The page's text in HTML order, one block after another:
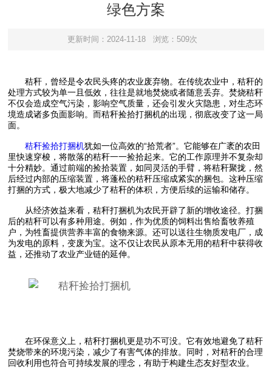
绿色方案
更新时间：2024-11-18 浏览：509次
秸秆，曾经是令农民头疼的农业废弃物。在传统农业中，秸秆的
处理方式较为单一且低效，往往是就地焚烧或者随意丢弃。焚烧秸秆
不仅会造成空气污染，影响空气质量，还会引发火灾隐患，对生态环
境造成诸多负面影响。而秸秆捡拾打捆机的出现，彻底改变了这一局
面。
秸秆捡拾打捆机犹如一位高效的“拾荒者”。它能够在广袤的农田
里快速穿梭，将散落的秸秆一一捡拾起来。它的工作原理并不复杂却
十分精妙。通过前端的捡拾装置，如同灵活的手臂，将秸秆聚拢，然
后经过内部的压缩装置，将蓬松的秸秆压缩成紧实的捆包。这种压缩
打捆的方式，极大地减少了秸秆的体积，方便后续的运输和储存。
从经济效益来看，秸秆打捆机为农民开辟了新的增收途径。打捆
后的秸秆可以有多种用途。例如，作为优质的饲料出售给畜牧养殖
户，为牲畜提供营养丰富的食物来源。还可以送往生物质发电厂，成
为发电的原料，变废为宝。这不仅让农民从原本无用的秸秆中获得收
益，还推动了农业产业链的延伸。
在环保意义上，秸秆打捆机更是功不可没。它有效地避免了秸秆
焚烧带来的环境污染，减少了有害气体的排放。同时，对秸秆的合理
回收利用也符合可持续发展的理念，有助于构建生态友好型农业。